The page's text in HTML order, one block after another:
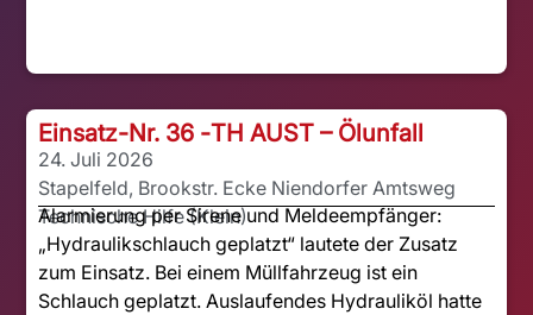
Einsatz-Nr. 36 -TH AUST – Ölunfall
24. Juli 2026
Stapelfeld, Brookstr. Ecke Niendorfer Amtsweg
Technische Hilfe (Klein)
Alarmierung per Sirene und Meldeempfänger:
„Hydraulikschlauch geplatzt“ lautete der Zusatz
zum Einsatz. Bei einem Müllfahrzeug ist ein
Schlauch geplatzt. Auslaufendes Hydrauliköl hatte